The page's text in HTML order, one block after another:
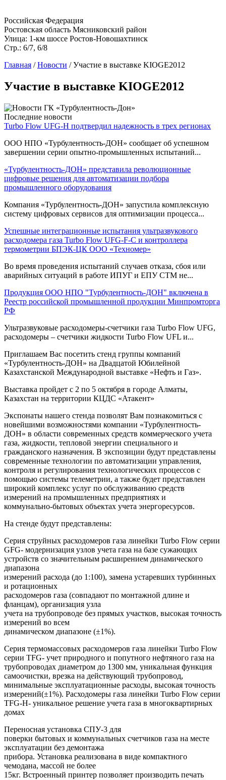
Российская Федерация
Ростовская область Мясниковский район
Улица: 1-км шоссе Ростов-Новошахтинск
Стр.: 6/7, 6/8
Главная /Новости /Участие в выставке KIOGE2012
Участие в выставке KIOGE2012
Последние новости
Turbo Flow UFG-H подтвердил надежность в трех регионах
ООО НПО «Турбулентность-ДОН» сообщает об успешном
завершении серии опытно-промышленных испытаний...
«Турбулентность-ДОН» представила революционные
цифровые решения для автоматизации подбора
промышленного оборудования
Компания «Турбулентность-ДОН» запустила комплексную
систему цифровых сервисов для оптимизации процесса...
Успешные интеграционные испытания ультразвукового
расходомера газа Turbo Flow UFG-F-С и контроллера
термометрии БПЭК-ЦК ООО «Техномер»
Во время проведения испытаний случаев отказа, сбоя или
аварийных ситуаций в работе ИПУГ и ЕПУ СТМ не...
Продукция ООО НПО "Турбулентность-ДОН" включена в
Реестр российской промышленной продукции Минпромторга
РФ
Ультразвуковые расходомеры-счетчики газа Turbo Flow UFG,
расходомеры – счетчики жидкости Turbo Flow UFL и...
Приглашаем Вас посетить стенд группы компаний
«Турбулентность-ДОН» на Двадцатой Юбилейной
Казахстанской Международной выставке «Нефть и Газ».
Выставка пройдет с 2 по 5 октября в городе Алматы,
Казахстан на территории КЦДС «Атакент»
Экспонаты нашего стенда позволят Вам познакомиться с
новейшими возможностями компании «Турбулентность-
ДОН» в области современных средств коммерческого учета
газа, жидкости, тепловой энергии специального и
гражданского назначения. В экспозиции будут представлены
современные технологии по автоматизации управления,
контроля и регулирования технологических процессов с
помощью системы телеметрии, а также будет представлен
широкий комплекс услуг по обслуживанию средств
измерений на промышленных предприятиях и
коммунально-бытовых объектах учета энергоресурсов.
На стенде будут представлены:
Серия струйных расходомеров газа линейки Turbo Flow серии
GFG- модернизация узлов учета газа на базе сужающих
устройств со значительным расширением динамического
диапазона
измерений расхода (до 1:100), замена устаревших турбинных
и ротационных
расходомеров газа (совпадают по монтажной длине и
фланцам), организация узла
учета на трубопроводе без прямых участков, высокая точность
измерений во всем
динамическом диапазоне (±1%).
Серия термомассовых расходомеров газа линейки Turbo Flow
серии TFG- учет природного и попутного нефтяного газа на
трубопроводах диаметром до 1300 мм, уникальная функция
самоочистки, врезка на действующий трубопровод,
минимальные эксплуатационные расходы, высокая точность
измерений(±1%). Расходомеры газа линейки Turbo Flow серии
TFG-H- уникальное решение учета газа в многоквартирных
домах
Переносная установка СПУ-3 для
поверки бытовых и коммунальных счетчиков газа на месте
эксплуатации без демонтажа
прибора. Установка реализована в виде компактного
чемодана, массой не более
15кг. Встроенный принтер позволяет производить печать